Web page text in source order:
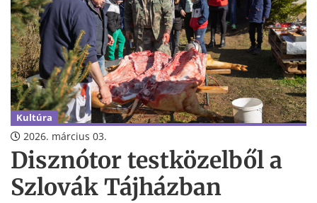
Kultúra
2026. március 03.
Disznótor testközelből a
Szlovák Tájházban